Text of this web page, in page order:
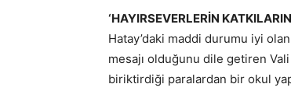
‘HAYIRSEVERLERİN
Hatay’daki maddi durumu iyi
mesajı olduğunu dile getiren
biriktirdiği paralardan bir okul